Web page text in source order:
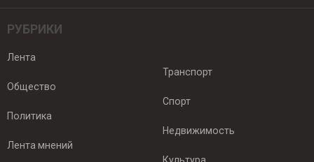
РУБРИКИ
Лента
Общество
Политика
Лента мнений
Транспорт
Спорт
Недвижимость